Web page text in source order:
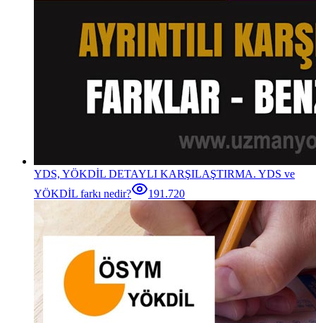
YDS, YÖKDİL DETAYLI KARŞILAŞTIRMA. YDS ve
YÖKDİL farkı nedir?
191.720